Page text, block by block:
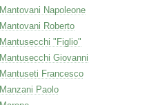
Mantovani Napoleone
Mantovani Roberto
Mantusecchi "Figlio"
Mantusecchi Giovanni
Mantuseti Francesco
Manzani Paolo